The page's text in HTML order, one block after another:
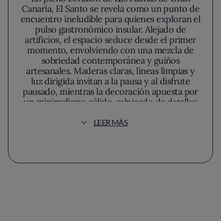
Canaria, El Santo se revela como un punto de
encuentro ineludible para quienes exploran el
pulso gastronómico insular. Alejado de
artificios, el espacio seduce desde el primer
momento, envolviendo con una mezcla de
sobriedad contemporánea y guiños
artesanales. Maderas claras, líneas limpias y
luz dirigida invitan a la pausa y al disfrute
pausado, mientras la decoración apuesta por
un minimalismo cálido, salpicado de detalles
concesiones a la nostalgia.
explora los matices del recetario canario
LEER MÁS